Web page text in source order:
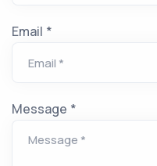
Email *
Message *